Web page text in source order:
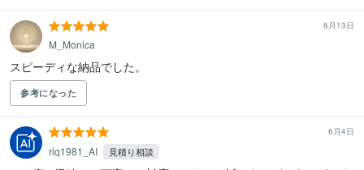
6月13日
M_Monica
スピーディな納品でした。
参考になった
6月4日
riq1981_AI 見積り相談